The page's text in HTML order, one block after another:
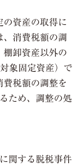
の資産の取得に
消費税額の調
棚卸資産以外の
象固定資産）で
費税額の調整を
ため、調整の処
関する脱税事件